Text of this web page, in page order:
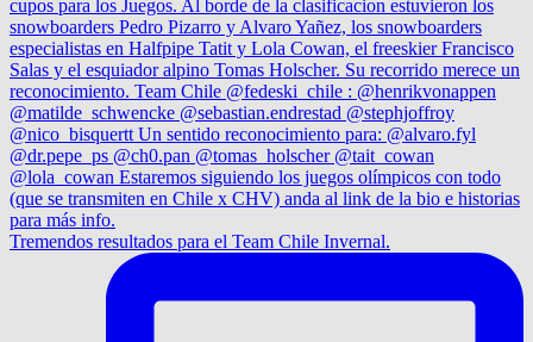
Tremendos resultados para el Team Chile Invernal.